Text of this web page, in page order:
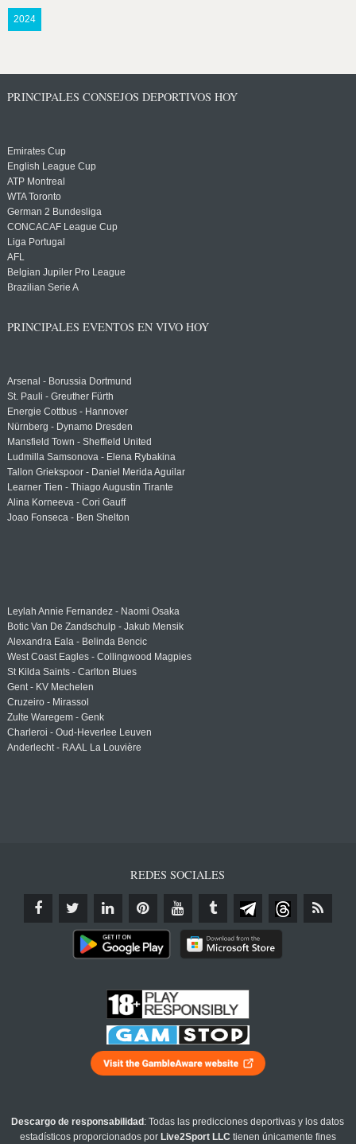
2024
PRINCIPALES CONSEJOS DEPORTIVOS HOY
Emirates Cup
English League Cup
ATP Montreal
WTA Toronto
German 2 Bundesliga
CONCACAF League Cup
Liga Portugal
AFL
Belgian Jupiler Pro League
Brazilian Serie A
PRINCIPALES EVENTOS EN VIVO HOY
Arsenal - Borussia Dortmund
St. Pauli - Greuther Fürth
Energie Cottbus - Hannover
Nürnberg - Dynamo Dresden
Mansfield Town - Sheffield United
Ludmilla Samsonova - Elena Rybakina
Tallon Griekspoor - Daniel Merida Aguilar
Learner Tien - Thiago Augustin Tirante
Alina Korneeva - Cori Gauff
Joao Fonseca - Ben Shelton
Leylah Annie Fernandez - Naomi Osaka
Botic Van De Zandschulp - Jakub Mensik
Alexandra Eala - Belinda Bencic
West Coast Eagles - Collingwood Magpies
St Kilda Saints - Carlton Blues
Gent - KV Mechelen
Cruzeiro - Mirassol
Zulte Waregem - Genk
Charleroi - Oud-Heverlee Leuven
Anderlecht - RAAL La Louvière
REDES SOCIALES
Descargo de responsabilidad : Todas las predicciones deportivas y los datos
estadísticos proporcionados por Live2Sport LLC tienen únicamente fines